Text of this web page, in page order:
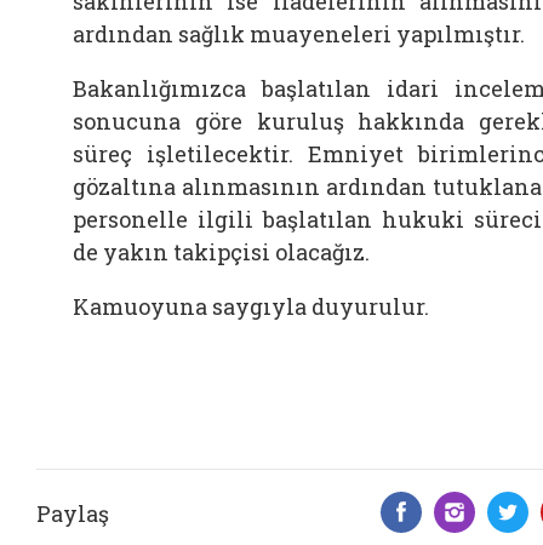
ardından sağlık muayeneleri yapılmıştır.
Bakanlığımızca başlatılan idari
sonucuna göre kuruluş hakkında
süreç işletilecektir. Emniyet
gözaltına alınmasının ardından
personelle ilgili başlatılan hukuki
de yakın takipçisi olacağız.
Kamuoyuna saygıyla duyurulur.
Paylaş